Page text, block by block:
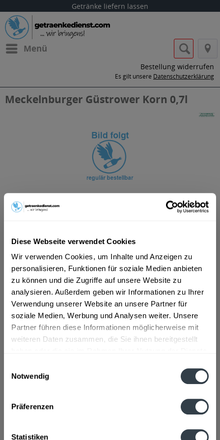
Diese Webseite verwendet Cookies
Wir verwenden Cookies, um Inhalte und Anzeigen zu
personalisieren, Funktionen für soziale Medien anbieten
zu können und die Zugriffe auf unsere Website zu
analysieren. Außerdem geben wir Informationen zu Ihrer
Verwendung unserer Website an unsere Partner für
soziale Medien, Werbung und Analysen weiter. Unsere
Partner führen diese Informationen möglicherweise mit
weiteren Daten zusammen, die Sie ihnen bereitgestellt
Notwendig
Präferenzen
Statistiken
Getränke liefern lassen
Menü
Bestellung widerrufen
Es gilt unsere Datenschutzerklärung
Meckelnburger Güstrower Korn 0,7l
ab 7,79 € *
Inhalt:0.7 Liter (11,13 € * / 1 Liter)
inkl. MwSt.ggf. zzgl. Erschwerniszuschlag
Vorrätig
In den Warenkorb
Artikel-Nr.:
29961
Verfügbar in:
mehr
Fragen zum Artikel?